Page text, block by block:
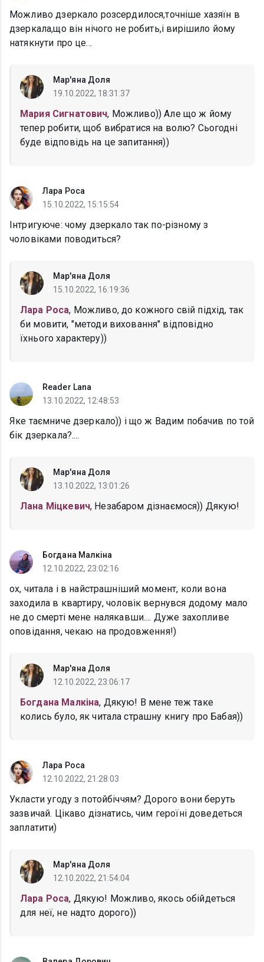
Можливо дзеркало розсердилося,точніше хазяїн в
дзеркала,що він нічого не робить,і вирішило йому
натякнути про це...
Мар'яна Доля
19.10.2022, 18:31:37
Мария Сигнатович, Можливо)) Але що ж йому
тепер робити, щоб вибратися на волю? Сьогодні
буде відповідь на це запитання))
Лара Роса
15.10.2022, 15:15:54
Інтригуюче: чому дзеркало так по-різному з
чоловіками поводиться?
Мар'яна Доля
15.10.2022, 16:19:36
Лара Роса, Можливо, до кожного свій підхід, так
би мовити, "методи виховання" відповідно
їхнього характеру))
Reader Lana
13.10.2022, 12:48:53
Яке таємниче дзеркало)) і що ж Вадим побачив по той
бік дзеркала?....
Мар'яна Доля
13.10.2022, 13:01:26
Лана Міцкевич, Незабаром дізнаємося)) Дякую!
Богдана Малкіна
12.10.2022, 23:02:16
ох, читала і в найстрашніший момент, коли вона
заходила в квартиру, чоловік вернувся додому мало
не до смерті мене налякавши.... Дуже захопливе
оповідання, чекаю на продовження!)
Мар'яна Доля
12.10.2022, 23:06:17
Богдана Малкіна, Дякую! В мене теж таке
колись було, як читала страшну книгу про Бабая))
Лара Роса
12.10.2022, 21:28:03
Укласти угоду з потойбіччям? Дорого вони беруть
зазвичай. Цікаво дізнатись, чим героїні доведеться
заплатити)
Мар'яна Доля
12.10.2022, 21:54:04
Лара Роса, Дякую! Можливо, якось обійдеться
для неї, не надто дорого))